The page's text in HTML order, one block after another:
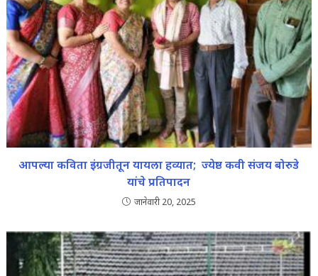
आपल्या कविता इंग्रजीतून यायला हव्यात; ज्येष्ठ कवी संजय बोरुडे
यांचे प्रतिपादन
जानेवारी 20, 2025